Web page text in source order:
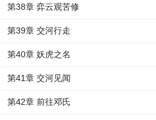
第38章 弈云观苦修
第39章 交河行走
第40章 妖虎之名
第41章 交河见闻
第42章 前往邓氏